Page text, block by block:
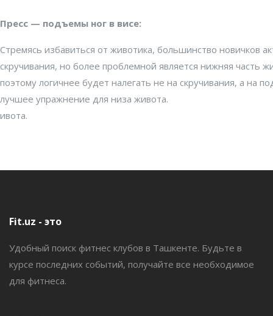
Пресс — подъемы ног в висе:
Стремясь избавиться от животика, большинство новичков
скручивания, но более проблемной является нижняя часть
поэтому логичнее будет налегать не на скручивания, а на
лучшее упражнение для низа живота.
ивота.
Fit.uz - это
Удобный поиск фитнес клубов в Ташкенте. Будьте в
курсе последних событий, получайте все необходимое
для фитнеса.